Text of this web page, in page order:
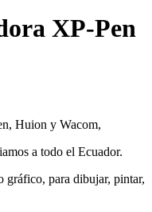
XP-Pen
Huion y Wacom,
a todo el Ecuador.
gráfico, para dibujar, pintar,